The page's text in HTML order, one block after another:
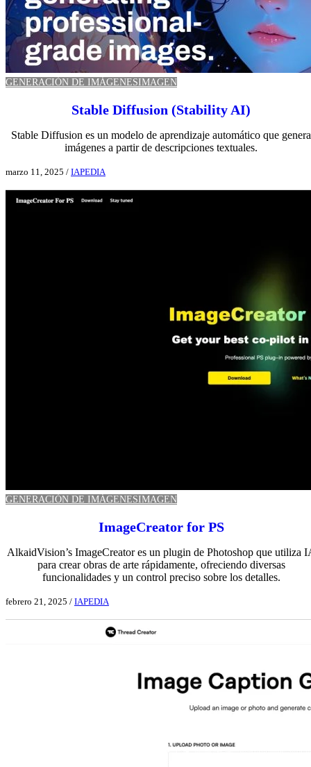
GENERACIÓN DE IMÁGENESIMAGEN
Stable Diffusion (Stability AI)
Stable Diffusion es un modelo de aprendizaje automático que genera
imágenes a partir de descripciones textuales.
marzo 11, 2025 / IAPEDIA
GENERACIÓN DE IMÁGENESIMAGEN
ImageCreator for PS
AlkaidVision’s ImageCreator es un plugin de Photoshop que utiliza
para crear obras de arte rápidamente, ofreciendo diversas
funcionalidades y un control preciso sobre los detalles.
febrero 21, 2025 / IAPEDIA